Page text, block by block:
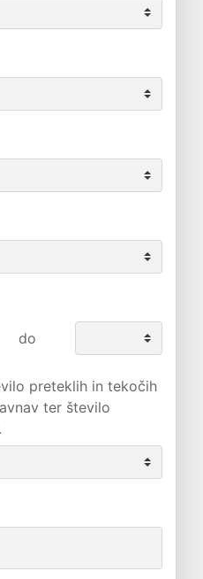
do
preteklih in tekočih
ter število